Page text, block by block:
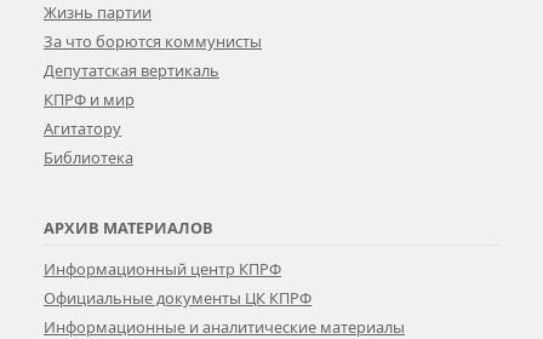
Жизнь партии
За что борются коммунисты
Депутатская вертикаль
КПРФ и мир
Агитатору
Библиотека
АРХИВ МАТЕРИАЛОВ
Информационный центр КПРФ
Официальные документы ЦК КПРФ
Информационные и аналитические материалы